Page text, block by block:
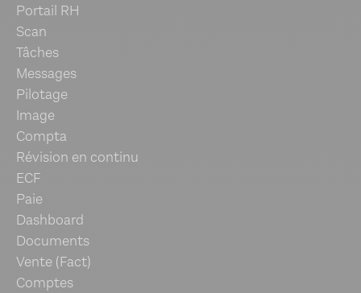
Portail RH
Scan
Tâches
Messages
Pilotage
Image
Compta
Révision en continu
ECF
Paie
Dashboard
Documents
Vente (Fact)
Comptes